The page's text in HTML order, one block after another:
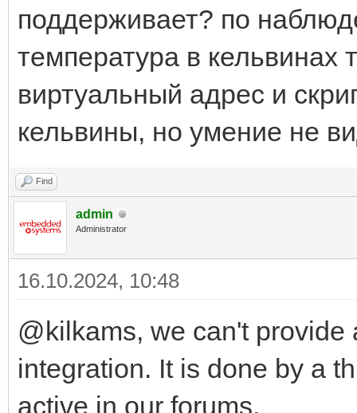
поддерживает? по
температура в кельвинах
виртуальный адрес и
кельвины, но умение не
Find
admin
Administrator
16.10.2024, 10:48
@kilkams, we can't provide
integration. It is done by a
active in our forums.